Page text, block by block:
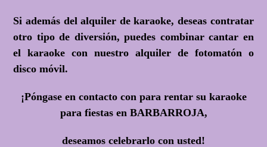
Si además del alquiler de karaoke, deseas contratar
otro tipo de diversión, puedes combinar cantar en
el karaoke con nuestro alquiler de fotomatón o
disco móvil.
¡Póngase en contacto con para rentar su karaoke
para fiestas en BARBARROJA,
deseamos celebrarlo con usted!